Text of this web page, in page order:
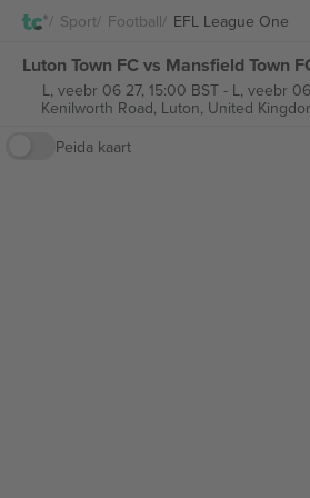
Sport Football EFL League OneLogi
L, veebr 06 27, 15:00 BST- L, veebr
Kenilworth Road, Luton, United
Peida kaart